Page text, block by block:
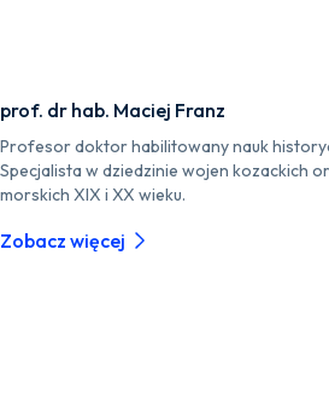
prof. dr hab. Maciej Franz
Profesor doktor habilitowany nauk
Specjalista w dziedzinie wojen kozackich
morskich XIX i XX wieku.
Zobacz więcej